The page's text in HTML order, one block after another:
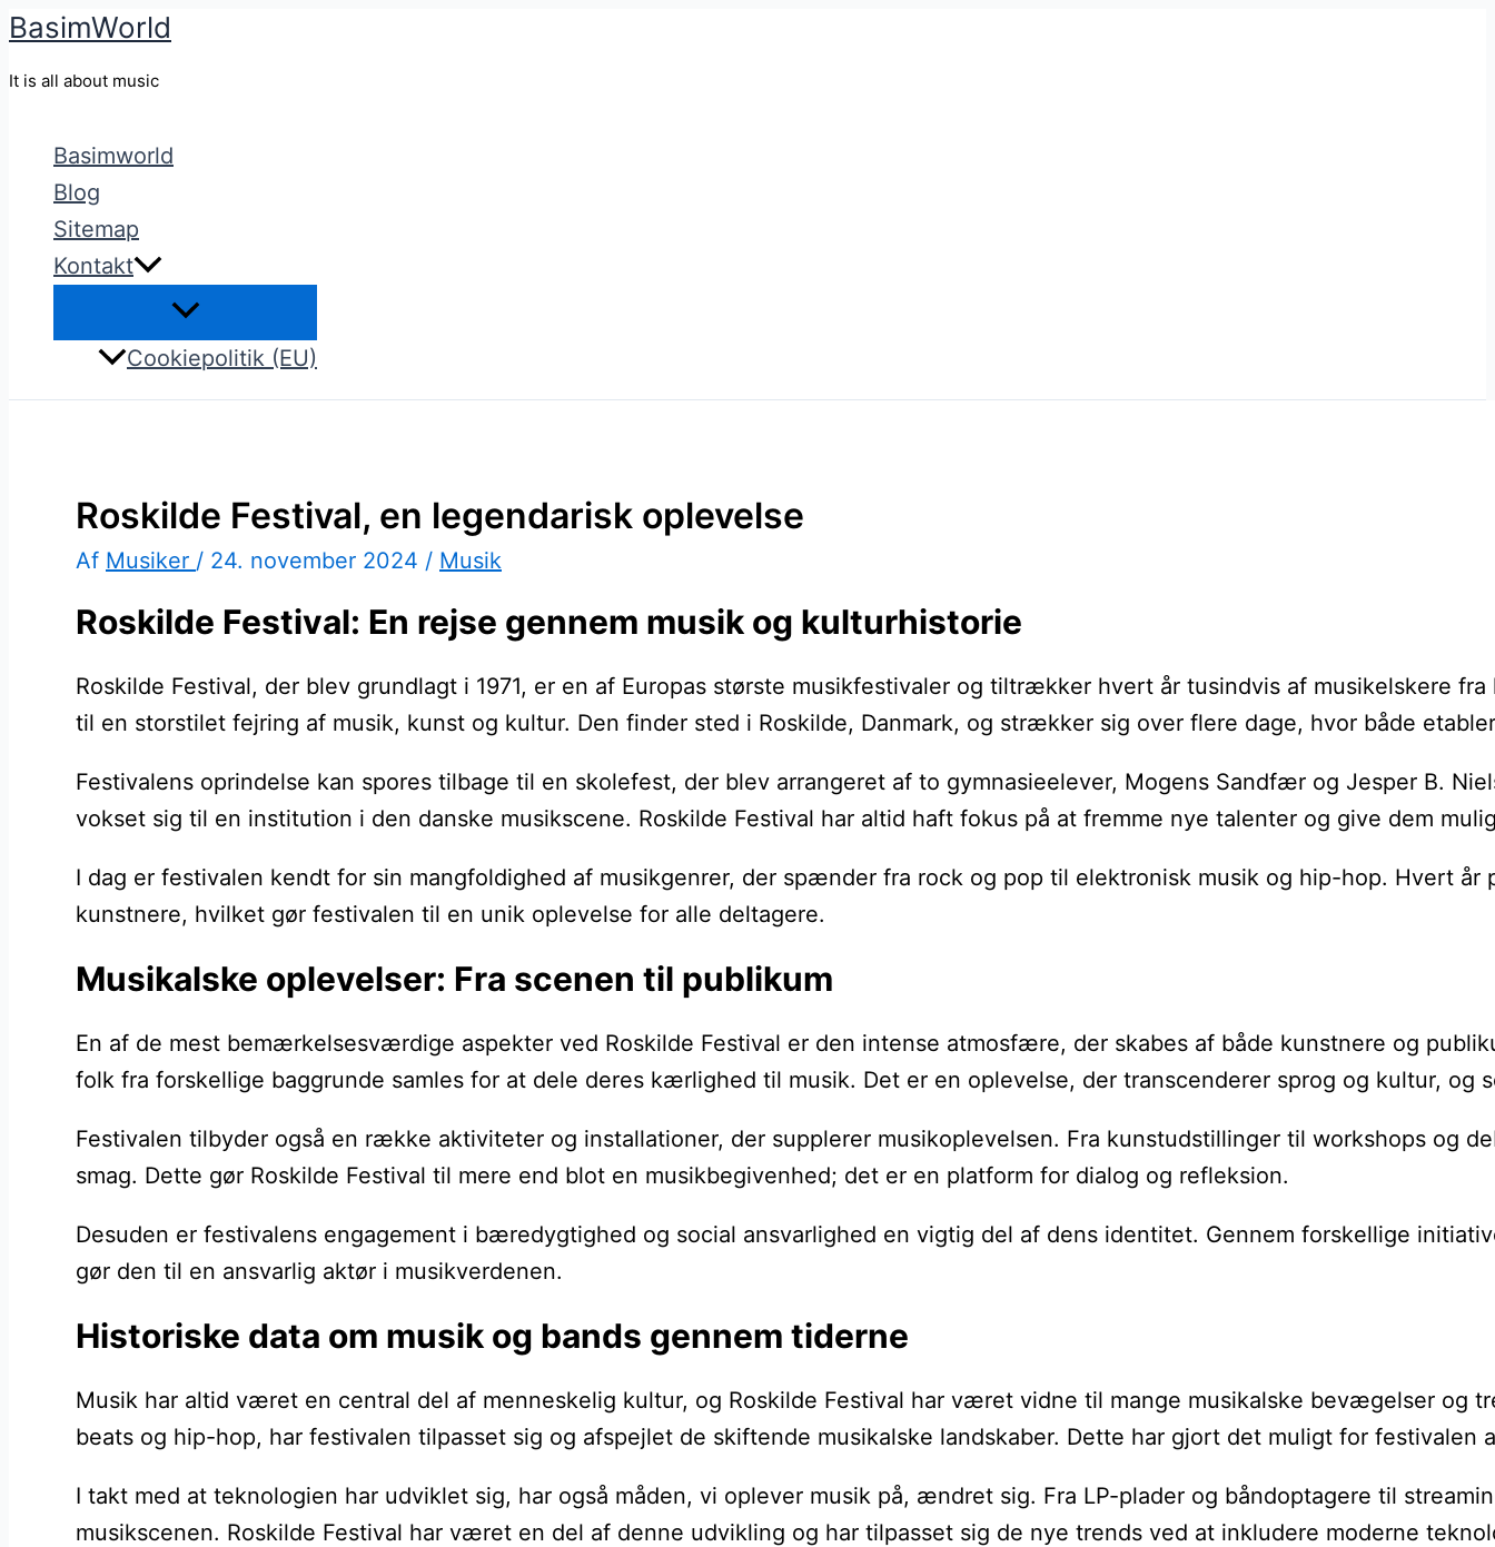
Gå
BasimWorld
It is all about music
Basimworld
Blog
Sitemap
Kontakt
Cookiepolitik (EU)
Roskilde Festival, en legendarisk oplevelse
Af Musiker / 24. november 2024 / Musik
Roskilde Festival: En rejse gennem musik og kulturhistorie
Roskilde Festival, der blev grundlagt i 1971, er en af Europas største musikfestivaler og tiltrækker hvert år tusindvis af musikelskere
til en storstilet fejring af musik, kunst og kultur. Den finder sted i Roskilde, Danmark, og strækker sig over flere dage, hvor både
Festivalens oprindelse kan spores tilbage til en skolefest, der blev arrangeret af to gymnasieelever, Mogens Sandfær og Jesper B.
vokset sig til en institution i den danske musikscene. Roskilde Festival har altid haft fokus på at fremme nye talenter og give dem
I dag er festivalen kendt for sin mangfoldighed af musikgenrer, der spænder fra rock og pop til elektronisk musik og hip-hop. Hvert
kunstnere, hvilket gør festivalen til en unik oplevelse for alle deltagere.
Musikalske oplevelser: Fra scenen til publikum
En af de mest bemærkelsesværdige aspekter ved Roskilde Festival er den intense atmosfære, der skabes af både kunstnere og
folk fra forskellige baggrunde samles for at dele deres kærlighed til musik. Det er en oplevelse, der transcenderer sprog og kultur, og
Festivalen tilbyder også en række aktiviteter og installationer, der supplerer musikoplevelsen. Fra kunstudstillinger til workshops og
smag. Dette gør Roskilde Festival til mere end blot en musikbegivenhed; det er en platform for dialog og refleksion.
Desuden er festivalens engagement i bæredygtighed og social ansvarlighed en vigtig del af dens identitet. Gennem forskellige
gør den til en ansvarlig aktør i musikverdenen.
Historiske data om musik og bands gennem tiderne
Musik har altid været en central del af menneskelig kultur, og Roskilde Festival har været vidne til mange musikalske bevægelser og
beats og hip-hop, har festivalen tilpasset sig og afspejlet de skiftende musikalske landskaber. Dette har gjort det muligt for
I takt med at teknologien har udviklet sig, har også måden, vi oplever musik på, ændret sig. Fra LP-plader og båndoptagere til
musikscenen. Roskilde Festival har været en del af denne udvikling og har tilpasset sig de nye trends ved at inkludere moderne